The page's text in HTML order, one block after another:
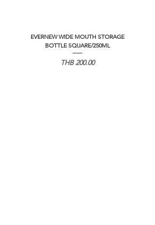
EVERNEW WIDE MOUTH STORAGE
BOTTLE SQUARE/250ML
가격
THB 200.00